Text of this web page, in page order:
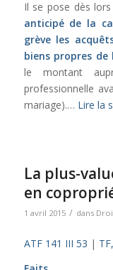
Il se pose dès
anticipé de la
grève les
biens propres de
le montant
professionnelle
mariage).… Lire la
La plus-
en
1 avril 2015 / dans
ATF 141 III 53 |